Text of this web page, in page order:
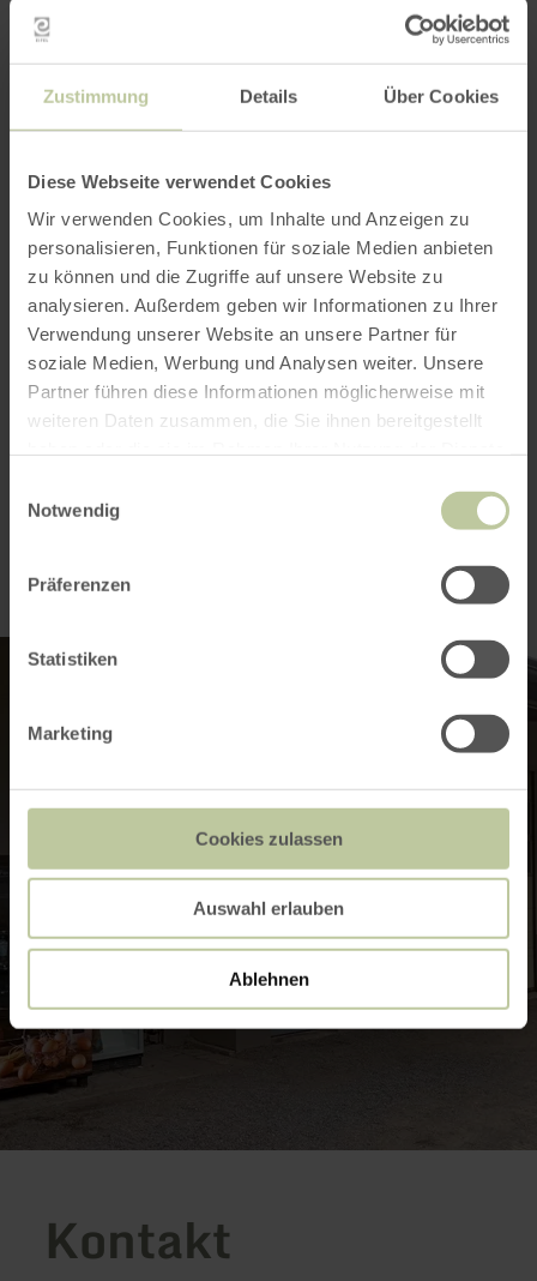
Zustimmung Details Über Cookies
Diese Webseite verwendet Cookies
Wir verwenden Cookies, um Inhalte und Anzeigen zu
personalisieren, Funktionen für soziale Medien anbieten
zu können und die Zugriffe auf unsere Website zu
analysieren. Außerdem geben wir Informationen zu Ihrer
Verwendung unserer Website an unsere Partner für
soziale Medien, Werbung und Analysen weiter. Unsere
Partner führen diese Informationen möglicherweise mit
weiteren Daten zusammen, die Sie ihnen bereitgestellt
Notwendig
Präferenzen
Statistiken
Marketing
Cookies zulassen
Auswahl erlauben
Ablehnen
In einem Verkaufsautomaten wird Wurst,
Dosenwurst, Fruchtaufstrich usw. angeboten.
In danebenstehenden
Selbstbedienungskühlschränken gibt es frische
Eier und Kartoffeln.
Weitere Infos
Merkmale / Besonderheiten
Impressionen
Kontakt